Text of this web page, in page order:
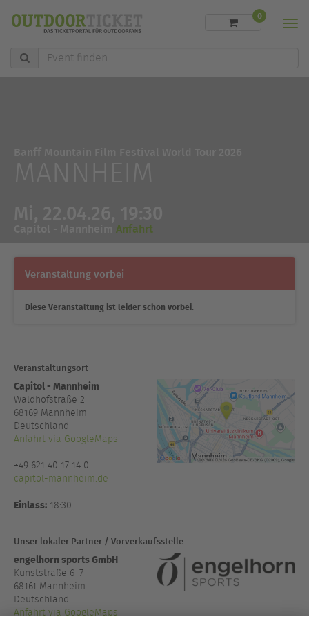
Event
finden
0
Anfahrt
Veranstaltung vorbei
Diese Veranstaltung ist leider schon vorbei.
Veranstaltungsort
Capitol - Mannheim
Waldhofstraße 2
68169 Mannheim
Deutschland
Anfahrt via GoogleMaps
+49 621 40 17 14 0
capitol-mannheim.de
Einlass: 18:30
Unser lokaler Partner / Vorverkaufsstelle
engelhorn sports GmbH
Kunststraße 6+7
68161 Mannheim
Deutschland
Anfahrt via GoogleMaps